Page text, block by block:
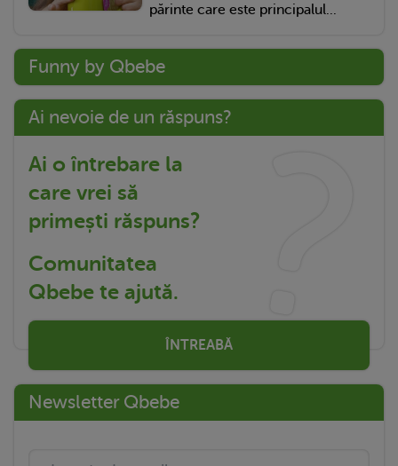
părinte care este principalul...
Funny by Qbebe
Ai nevoie de un răspuns?
Ai o întrebare la
care vrei să
primești răspuns?
Comunitatea
Qbebe te ajută.
ÎNTREABĂ
Newsletter Qbebe